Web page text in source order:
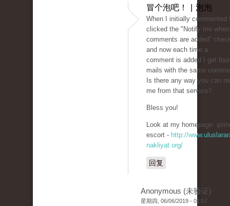
冒个泡吧！ | 泡泡
When I initially commented
clicked the "Notify me
comments are added"
and now each time a
comment is added I get
mails with the same
Is there any way you can
me from that service?
Bless you!
Look at my homepage:
escort - http://
nakliyat.org/
回复
Anonymous (未验证)
星期四, 06/06/2019 - 01:57